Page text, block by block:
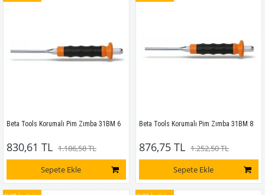
Beta Tools Korumalı Pim Zımba 31BM 6
830,61 TL 1.186,58 TL
Sepete Ekle
Beta Tools Korumalı Pim Zımba 31BM 8
876,75 TL 1.252,50 TL
Sepete Ekle